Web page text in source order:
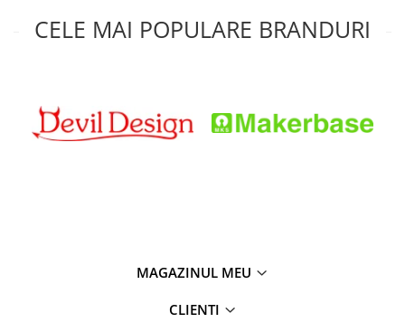
CELE MAI POPULARE BRANDURI
MAGAZINUL MEU
CLIENTI